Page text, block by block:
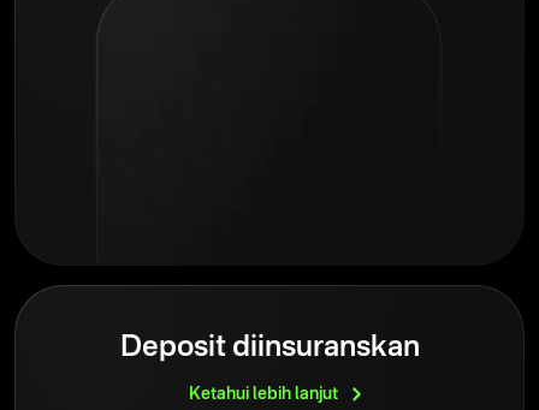
Deposit diinsuranskan
Ketahui lebih lanjut